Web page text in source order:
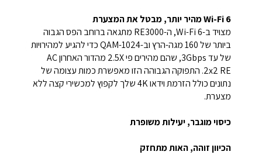
Wi-Fi 6 מהיר יותר, מבטל את המצערת
מצויד ב-Wi-Fi 6, ה-RE3000 מתגאה ברוחב הפס הגבוה
ביותר של 160 מגה-הרץ וב-1024-QAM כדי להגיע למהירויות
של עד 3Gbps, שהם מהירים פי 2.5X מהדור האחרון AC
2x2 RE. התפוקה הגבוהה הזו מאפשרת כמות עצומה של
נתונים כולל הזרמת וידאו 4K שלך לקפוץ למכשירי קצה ללא
מצערת.
כיסוי מוגבר, יעילות משופרת
הכיוון זוהה, האות מתחזק